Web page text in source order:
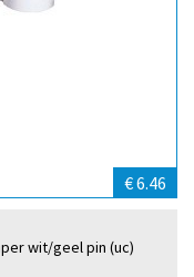
€ 6.46
wit/geel pin (uc)